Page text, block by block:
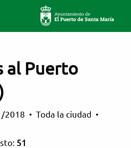
de Santa
al Puerto
2018 • Toda la ciudad •
51